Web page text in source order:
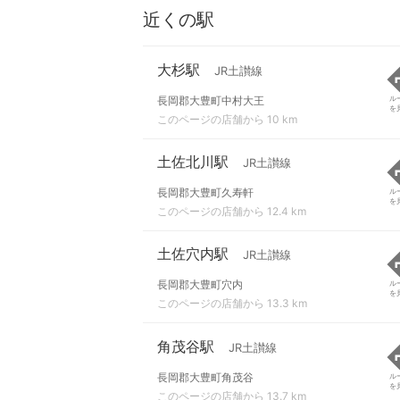
近くの駅
大杉駅 JR土讃線
長岡郡大豊町中村大王
このページの店舗から 10 km
ル
を
土佐北川駅 JR土讃線
長岡郡大豊町久寿軒
このページの店舗から 12.4 km
ル
を
土佐穴内駅 JR土讃線
長岡郡大豊町穴内
このページの店舗から 13.3 km
ル
を
角茂谷駅 JR土讃線
長岡郡大豊町角茂谷
このページの店舗から 13.7 km
ル
を